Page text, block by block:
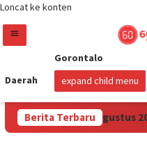
Loncat ke konten
Daerah
Gorontalo
expand child menu
Berita Terbaru
Mulai 1 Agustus 2026